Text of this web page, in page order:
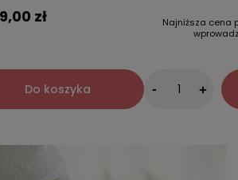
zł
Do koszyka
Najniższa cena
- +